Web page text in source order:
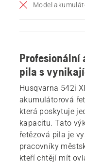
Model
Profesionální
pila s
Husqvarna 542i
akumulátorová
která poskytuje
kapacitu. Tato
řetězová pila je
pracovníky
kteří chtějí mít